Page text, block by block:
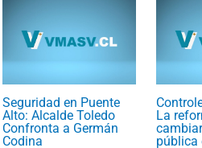
Seguridad en Puente
Alto: Alcalde Toledo
Confronta a Germán
Codina
La
pública